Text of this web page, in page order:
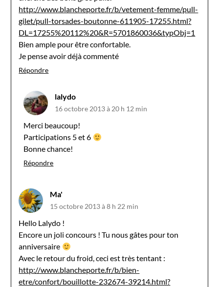
http://www.blancheporte.fr/b/vetement-femme/pull-
gilet/pull-torsades-boutonne-611905-17255.html?
DL=17255%20112%20&R=5701860036&typObj=1
Bien ample pour être confortable.
Je pense avoir déjà commenté
Répondre
lalydo
16 octobre 2013 à 20 h 12 min
Merci beaucoup!
Participations 5 et 6
Bonne chance!
Répondre
Ma'
15 octobre 2013 à 8 h 22 min
Hello Lalydo !
Encore un joli concours ! Tu nous gâtes pour ton
anniversaire
Avec le retour du froid, ceci est très tentant :
http://www.blancheporte.fr/b/bien-
etre/confort/bouillotte-232674-39214.html?